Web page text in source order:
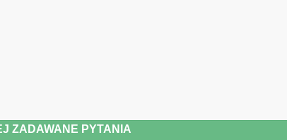
ZADAWANE PYTANIA